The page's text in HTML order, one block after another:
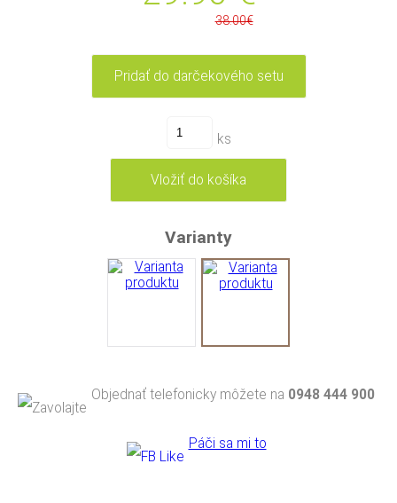
38.00€
ks
Varianty
Objednať telefonicky môžete na 0948 444 900
Páči sa mi to